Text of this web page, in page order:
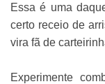
Essa é uma
certo receio de
vira fã de
Experimente